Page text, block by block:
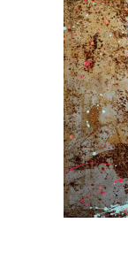
Mon compte
Recherche
Panier